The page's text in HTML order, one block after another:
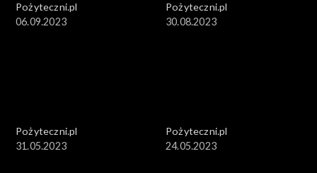
Pożyteczni.pl
06.09.2023
Pożyteczni.pl
30.08.2023
Pożyteczni.pl
31.05.2023
Pożyteczni.pl
24.05.2023